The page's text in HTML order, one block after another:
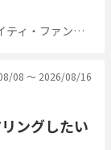
マッチング後に社名開示（プライベートエクイティ・ファンド）
08 〜 2026/08/16
ングしたい